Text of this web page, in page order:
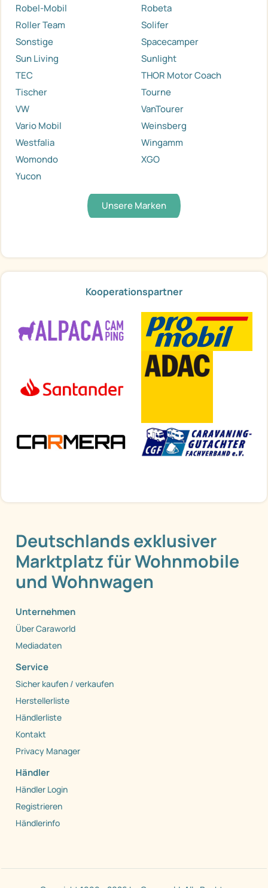
Robel-Mobil
Robeta
Roller Team
Solifer
Sonstige
Spacecamper
Sun Living
Sunlight
TEC
THOR Motor Coach
Tischer
Tourne
VW
VanTourer
Vario Mobil
Weinsberg
Westfalia
Wingamm
Womondo
XGO
Yucon
Unsere Marken
Kooperationspartner
Deutschlands exklusiver
Marktplatz für Wohnmobile
und Wohnwagen
Unternehmen
Über Caraworld
Mediadaten
Service
Sicher kaufen / verkaufen
Herstellerliste
Händlerliste
Kontakt
Privacy Manager
Händler
Händler Login
Registrieren
Händlerinfo